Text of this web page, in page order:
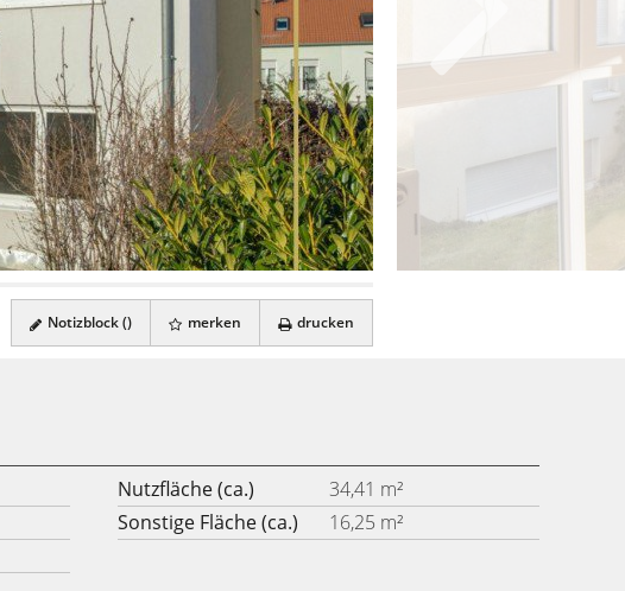
Notizblock () merken drucken
Nutzfläche (ca.)
34,41 m²
Sonstige Fläche (ca.)
16,25 m²